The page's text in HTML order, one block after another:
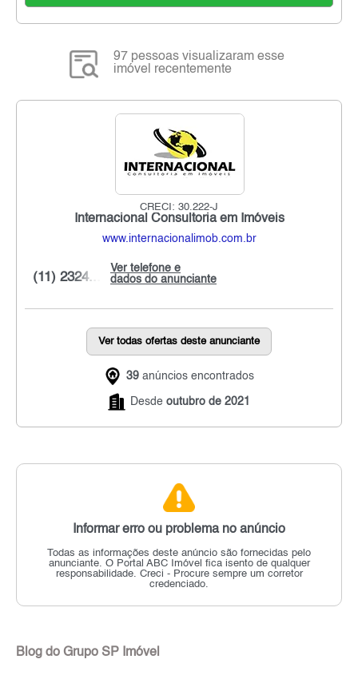
97 pessoas visualizaram esse
imóvel recentemente
CRECI: 30.222-J
Internacional Consultoria em Imóveis
www.internacionalimob.com.br
Ver telefone e
dados do anunciante
(11) 2324...
Ver todas ofertas deste anunciante
39 anúncios encontrados
Desde outubro de 2021
Informar erro ou problema no anúncio
Todas as informações deste anúncio são fornecidas pelo
anunciante. O Portal ABC Imóvel fica isento de qualquer
responsabilidade. Creci - Procure sempre um corretor
credenciado.
Blog do Grupo SP Imóvel